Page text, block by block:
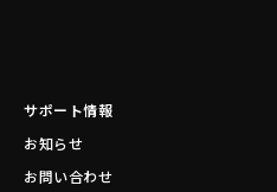
サポート情報
お知らせ
お問い合わせ